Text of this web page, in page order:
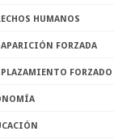
HUMANOS
FORZADA
FORZADO